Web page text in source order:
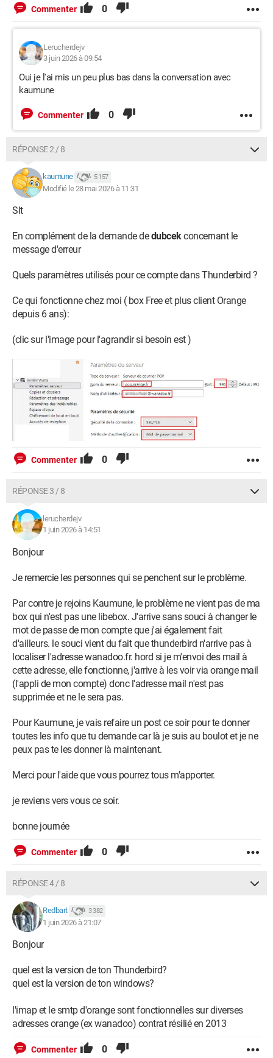
Commenter 0
Lerucherdejv
3 juin 2026 à 09:54
Oui je l'ai mis un peu plus bas dans la conversation avec
kaumune
Commenter 0
RÉPONSE 2 / 8
kaumune 5 157
Modifié le 28 mai 2026 à 11:31
Slt
En complément de la demande dedubcekconcernant le
message d'erreur
Quels paramètres utilisés pour ce compte dans Thunderbird ?
Ce qui fonctionne chez moi ( box Free et plus client Orange
depuis 6 ans):
(clic sur l'image pour l'agrandir si besoin est )
Commenter 0
RÉPONSE 3 / 8
lerucherdejv
1 juin 2026 à 14:51
Bonjour
Je remercie les personnes qui se penchent sur le problème.
Par contre je rejoins Kaumune, le problème ne vient pas de ma
box qui n'est pas une libebox. J'arrive sans souci à changer le
mot de passe de mon compte que j'ai également fait
d'ailleurs. le souci vient du fait que thunderbird n'arrive pas à
localiser l'adresse wanadoo.fr. hord si je m'envoi des mail à
cette adresse, elle fonctionne, j'arrive à les voir via orange mail
(l'appli de mon compte) donc l'adresse mail n'est pas
supprimée et ne le sera pas.
Pour Kaumune, je vais refaire un post ce soir pour te donner
toutes les info que tu demande car là je suis au boulot et je ne
peux pas te les donner là maintenant.
Merci pour l'aide que vous pourrez tous m'apporter.
je reviens vers vous ce soir.
bonne journée
Commenter 0
RÉPONSE 4 / 8
Redbart 3 382
1 juin 2026 à 21:07
Bonjour
quel est la version de ton Thunderbird?
quel est la version de ton windows?
l'imap et le smtp d'orange sont fonctionnelles sur diverses
adresses orange (ex wanadoo) contrat résilié en 2013
Commenter 0